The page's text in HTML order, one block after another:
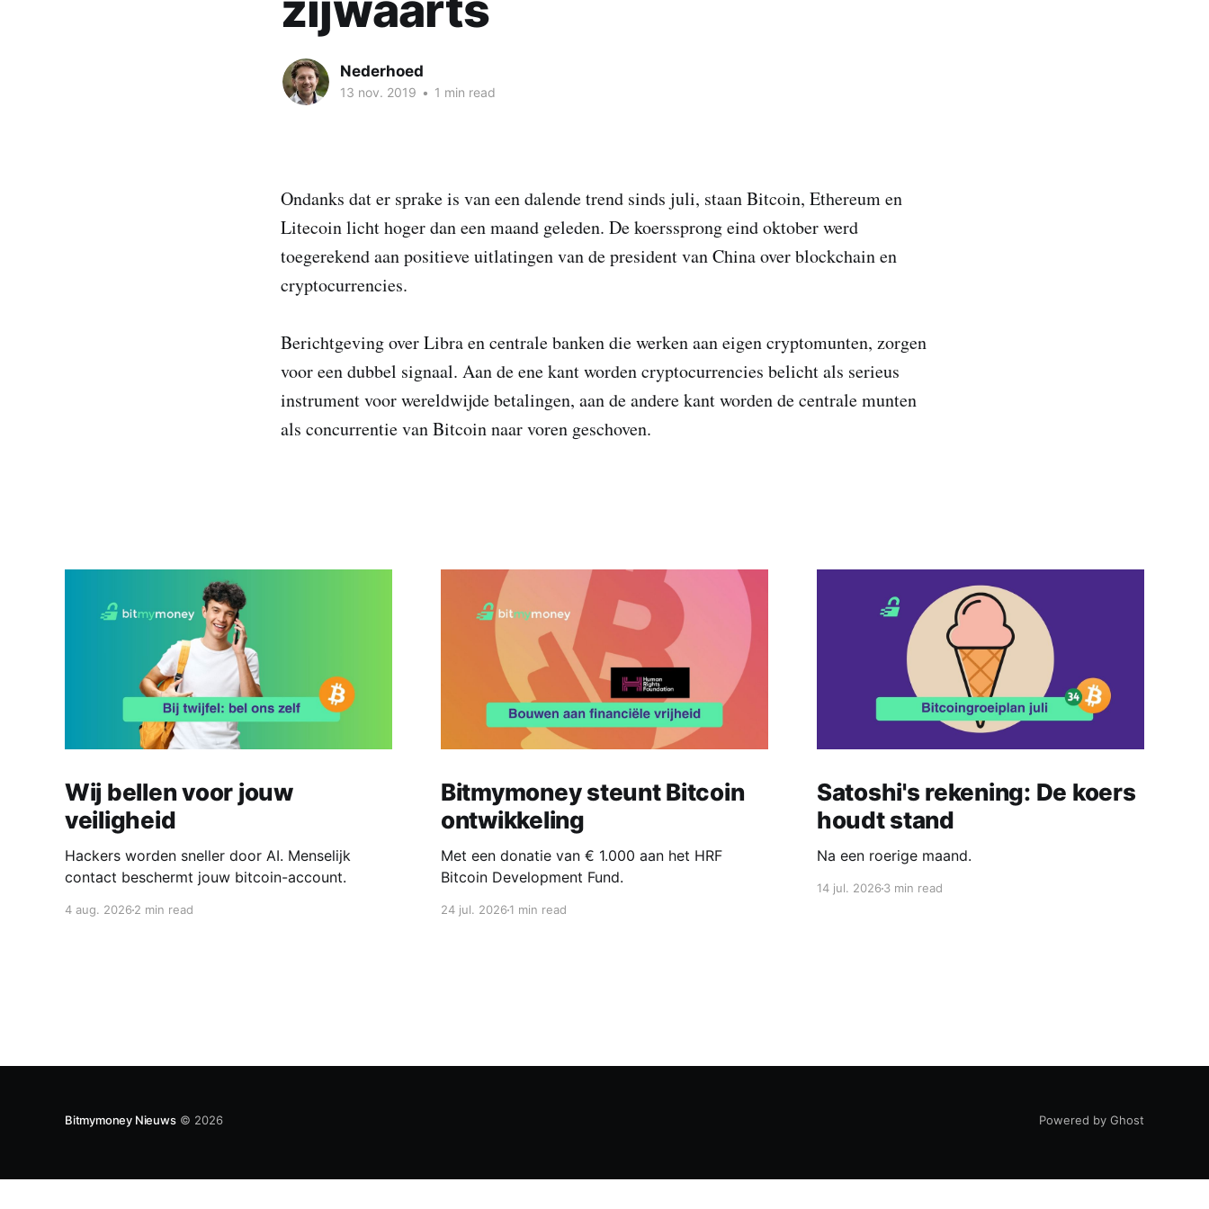
Nederhoed
13 nov. 2019 • 1 min read
Ondanks dat er sprake is van een dalende trend sinds juli, staan Bitcoin, Ethereum en
Litecoin licht hoger dan een maand geleden. De koerssprong eind oktober werd
toegerekend aan positieve uitlatingen van de president van China over blockchain en
cryptocurrencies.
Berichtgeving over Libra en centrale banken die werken aan eigen cryptomunten, zorgen
voor een dubbel signaal. Aan de ene kant worden cryptocurrencies belicht als serieus
instrument voor wereldwijde betalingen, aan de andere kant worden de centrale munten
als concurrentie van Bitcoin naar voren geschoven.
Wij bellen voor jouw
veiligheid
Hackers worden sneller door AI. Menselijk
contact beschermt jouw bitcoin-account.
4 aug. 2026 2 min read
Bitmymoney steunt Bitcoin
ontwikkeling
Met een donatie van € 1.000 aan het HRF
Bitcoin Development Fund.
24 jul. 20261 min read
Satoshi's rekening: De koers
houdt stand
Na een roerige maand.
14 jul. 20263 min read
Bitmymoney Nieuws© 2026 Powered by Ghost